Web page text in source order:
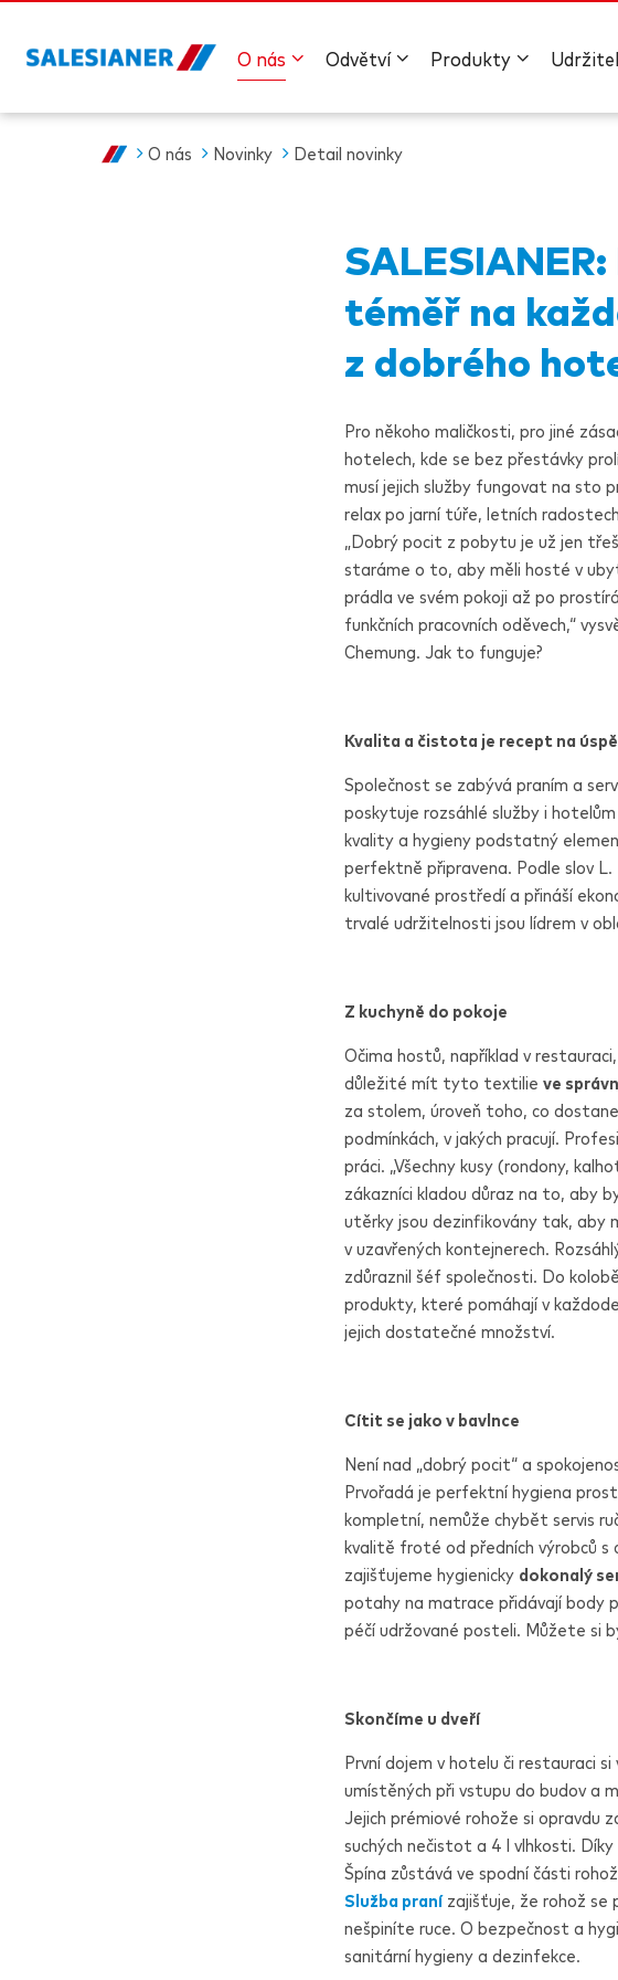
O nás Odvětví Produkty
O nás Novinky Detail novinky
SALESIANER:
téměř na
z dobrého
Pro někoho maličkosti, pro jiné
hotelech, kde se bez přestávky
musí jejich služby fungovat na sto
relax po jarní túře, letních
„Dobrý pocit z pobytu je už jen
staráme o to, aby měli hosté v
prádla ve svém pokoji až po
funkčních pracovních oděvech,“
Chemung. Jak to funguje?
Kvalita a čistota je recept na
Společnost se zabývá praním a
poskytuje rozsáhlé služby i
kvality a hygieny podstatný
perfektně připravena. Podle slov L.
kultivované prostředí a přináší
trvalé udržitelnosti jsou lídrem v
Z kuchyně do pokoje
Očima hostů, například v
důležité mít tyto textilie ve
za stolem, úroveň toho, co
podmínkách, v jakých pracují.
práci. „Všechny kusy (rondony,
zákazníci kladou důraz na to, aby
utěrky jsou dezinfikovány tak, aby
v uzavřených kontejnerech.
zdůraznil šéf společnosti. Do
produkty, které pomáhají v
jejich dostatečné množství.
Cítit se jako v bavlnce
Není nad „dobrý pocit“ a
Prvořadá je perfektní hygiena
kompletní, nemůže chybět servis
kvalitě froté od předních výrobců
zajišťujeme hygienicky dokonalý
potahy na matrace přidávají body
péčí udržované posteli. Můžete si
Skončíme u dveří
První dojem v hotelu či restauraci
umístěných při vstupu do budov a
Jejich prémiové rohože si opravdu
suchých nečistot a 4 l vlhkosti.
Špína zůstává ve spodní části
Služba pranízajišťuje, že rohož se
nešpiníte ruce. O bezpečnost a
sanitární hygieny a dezinfekce.